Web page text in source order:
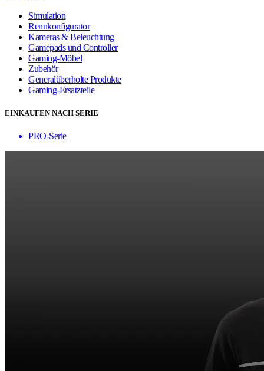
Simulation
Rennkonfigurator
Kameras & Beleuchtung
Gamepads und Controller
Gaming-Möbel
Zubehör
Generalüberholte Produkte
Gaming-Ersatzteile
EINKAUFEN NACH SERIE
PRO-Serie